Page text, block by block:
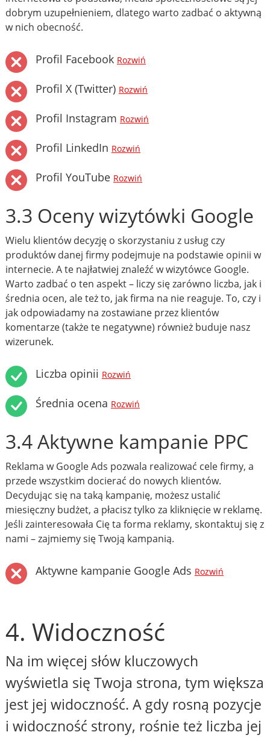
dobrym uzupełnieniem, dlatego warto zadbać o aktywną
w nich obecność.
Profil Facebook Rozwiń
Profil X (Twitter) Rozwiń
Profil Instagram Rozwiń
Profil LinkedIn Rozwiń
Profil YouTube Rozwiń
3.3 Oceny wizytówki Google
Wielu klientów decyzję o skorzystaniu z usług czy
produktów danej firmy podejmuje na podstawie opinii w
internecie. A te najłatwiej znaleźć w wizytówce Google.
Warto zadbać o ten aspekt – liczy się zarówno liczba, jak i
średnia ocen, ale też to, jak firma na nie reaguje. To, czy i
jak odpowiadamy na zostawiane przez klientów
komentarze (także te negatywne) również buduje nasz
wizerunek.
Liczba opinii Rozwiń
Średnia ocena Rozwiń
3.4 Aktywne kampanie PPC
Reklama w Google Ads pozwala realizować cele firmy, a
przede wszystkim docierać do nowych klientów.
Decydując się na taką kampanię, możesz ustalić
miesięczny budżet, a płacisz tylko za kliknięcie w reklamę.
Jeśli zainteresowała Cię ta forma reklamy, skontaktuj się z
nami – zajmiemy się Twoją kampanią.
Aktywne kampanie Google Ads Rozwiń
4. Widoczność
Na im więcej słów kluczowych
wyświetla się Twoja strona, tym większa
jest jej widoczność. A gdy rosną pozycje
i widoczność strony, rośnie też liczba jej